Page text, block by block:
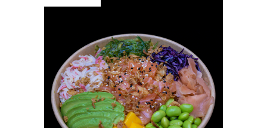
#142 ПОКЕ БОУЛ С
ЛОСОСЕМ